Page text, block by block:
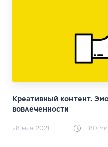
Креативный контент.
вовлеченности
28 мая 2021 80